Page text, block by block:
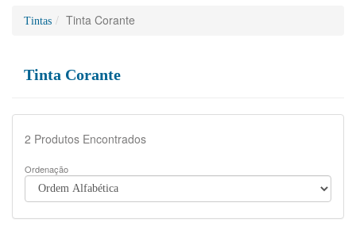
Tintas Tinta Corante
Tinta Corante
2 Produtos Encontrados
Ordenação